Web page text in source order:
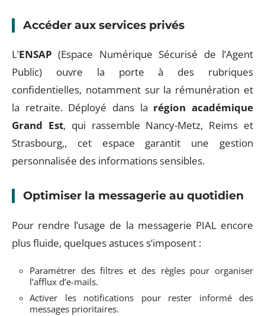
Accéder aux services privés
L’ENSAP (Espace Numérique Sécurisé de l’Agent
Public) ouvre la porte à des rubriques
confidentielles, notamment sur la rémunération et
la retraite. Déployé dans la région académique
Grand Est, qui rassemble Nancy-Metz, Reims et
Strasbourg,, cet espace garantit une gestion
personnalisée des informations sensibles.
Optimiser la messagerie au quotidien
Pour rendre l’usage de la messagerie PIAL encore
plus fluide, quelques astuces s’imposent :
Paramétrer des filtres et des règles pour organiser
l’afflux d’e-mails.
Activer les notifications pour rester informé des
messages prioritaires.